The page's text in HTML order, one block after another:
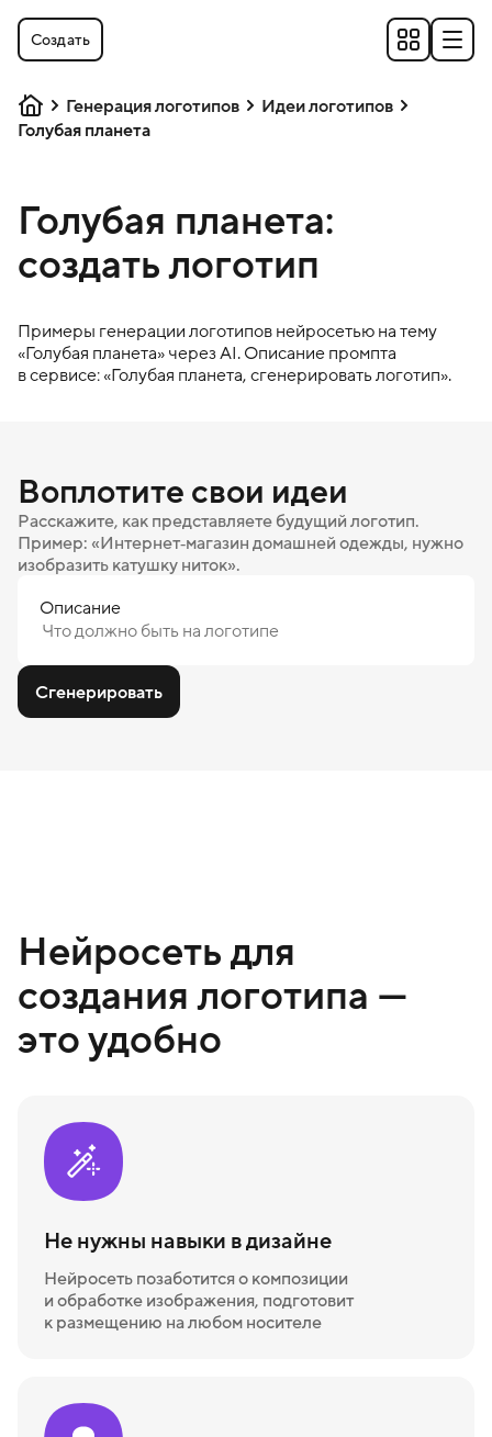
Создать
Генерация логотипов
Идеи логотипов
Голубая планета
Голубая планета:
создать логотип
Примеры генерации логотипов нейросетью на тему
«Голубая планета» через AI. Описание промпта
в сервисе: «Голубая планета, сгенерировать логотип».
Воплотите свои идеи
Расскажите, как представляете будущий логотип.
Пример: «Интернет‑магазин домашней одежды, нужно
изобразить катушку ниток».
Описание
Сгенерировать
Нейросеть для
создания логотипа —
это удобно
Не нужны навыки в дизайне
Нейросеть позаботится о композиции
и обработке изображения, подготовит
к размещению на любом носителе